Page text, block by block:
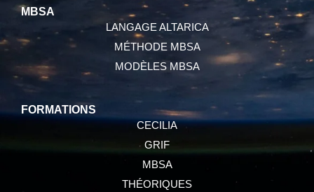
MBSA
LANGAGE ALTARICA
MÉTHODE MBSA
MODÈLES MBSA
FORMATIONS
CECILIA
GRIF
MBSA
THÉORIQUES